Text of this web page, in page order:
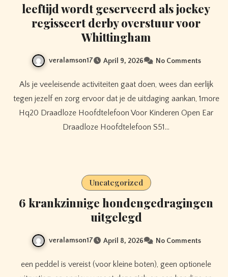
leeftijd wordt geserveerd als jockey
regisseert derby overstuur voor
Whittingham
veralamson17 April 9, 2026 No Comments
Als je veeleisende activiteiten gaat doen, wees dan eerlijk
tegen jezelf en zorg ervoor dat je de uitdaging aankan, 1more
Hq20 Draadloze Hoofdtelefoon Voor Kinderen Open Ear
Draadloze Hoofdtelefoon S51…
Uncategorized
6 krankzinnige hondengedragingen
uitgelegd
veralamson17 April 8, 2026 No Comments
een peddel is vereist (voor kleine boten), geen optionele